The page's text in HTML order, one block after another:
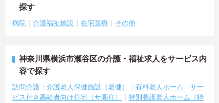
探す
病院 介護福祉施設 在宅医療 その他
神奈川県横浜市瀬谷区の介護・福祉求人をサービス内
容で探す
訪問介護 介護老人保健施設（老健） 有料老人ホーム
サー
ビス付き高齢者向け住宅（サ高住）
特別養護老人ホーム（特